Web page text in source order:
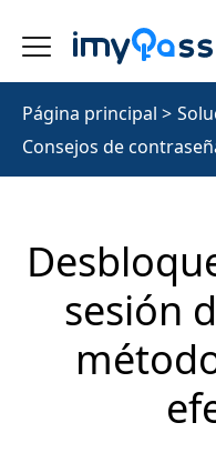
Página principal >
Consejos de
sesión